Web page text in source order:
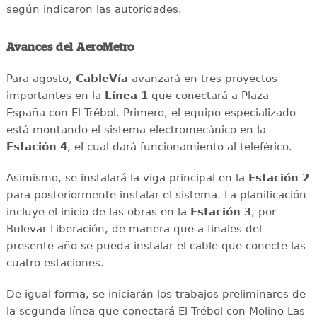
según indicaron las autoridades.
Avances del AeroMetro
Para agosto, CableVía avanzará en tres proyectos
importantes en la Línea 1que conectará a Plaza
España con El Trébol. Primero, el equipo especializado
está montando el sistema electromecánico en la
Estación 4, el cual dará funcionamiento al teleférico.
Asimismo, se instalará la viga principal en la Estación 2
para posteriormente instalar el sistema. La planificación
incluye el inicio de las obras en la Estación 3, por
Bulevar Liberación, de manera que a finales del
presente año se pueda instalar el cable que conecte las
cuatro estaciones.
De igual forma, se iniciarán los trabajos preliminares de
la segunda línea que conectará El Trébol con Molino Las